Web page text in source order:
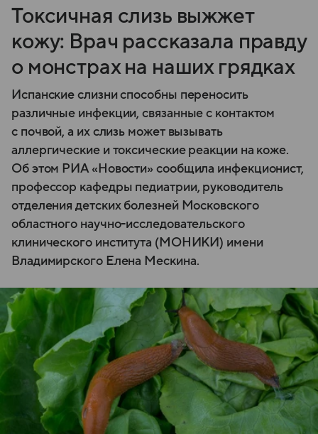
Токсичная слизь выжжет
кожу: Врач рассказала правду
о монстрах на наших грядках
Испанские слизни способны переносить
различные инфекции, связанные с контактом
с почвой, а их слизь может вызывать
аллергические и токсические реакции на коже.
Об этом РИА «Новости» сообщила инфекционист,
профессор кафедры педиатрии, руководитель
отделения детских болезней Московского
областного научно-исследовательского
клинического института (МОНИКИ) имени
Владимирского Елена Мескина.